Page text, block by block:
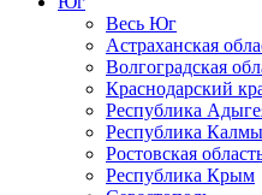
Весь Юг
Астраханская
Волгоградская
Краснодарский
Республика
Республика
Ростовская
Республика Крым